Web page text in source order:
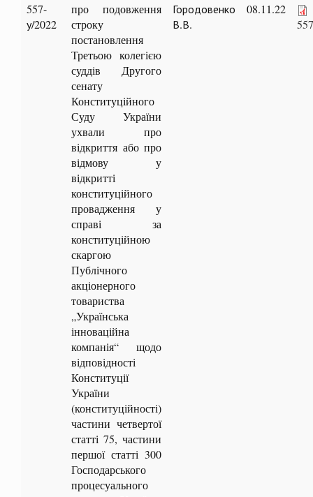
557-
у/2022
про подовження
строку
постановлення
Третьою колегією
суддів Другого
сенату
Конституційного
Суду України
ухвали про
відкриття або про
відмову у
відкритті
конституційного
провадження у
справі за
конституційною
скаргою
Публічного
акціонерного
товариства
„Українська
інноваційна
компанія“ щодо
відповідності
Конституції
України
(конституційності)
частини четвертої
статті 75, частини
першої статті 300
Господарського
процесуального
Городовенко
В.В.
08.11.22